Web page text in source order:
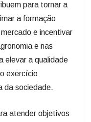
para tornar a
a formação
e incentivar
e nas
elevar a qualidade
exercício
da sociedade.
atender objetivos